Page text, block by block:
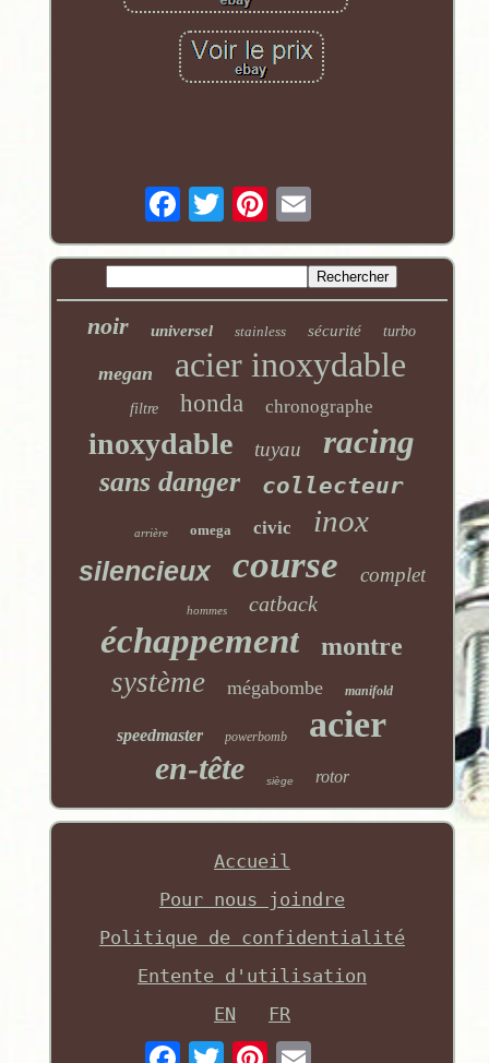
noir universel stainless sécurité turbo
megan acier inoxydable
filtre honda chronographe
inoxydable tuyau racing
sans danger collecteur
arrière omega civic inox
silencieux course complet
hommes catback
échappement montre
système mégabombe manifold
speedmaster powerbomb acier
en-tête siège rotor
Accueil
Pour nous joindre
Politique de confidentialité
Entente d'utilisation
EN
FR